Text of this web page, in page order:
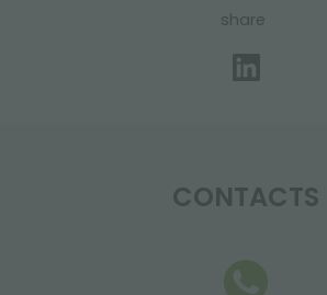
share
CONTACTS